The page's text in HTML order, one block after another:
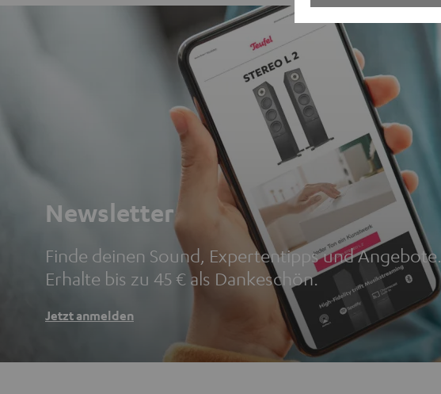
Newsletter
Finde deinen Sound, Expertentipps und Angebote.
Erhalte bis zu 45 € als Dankeschön.
Jetzt anmelden